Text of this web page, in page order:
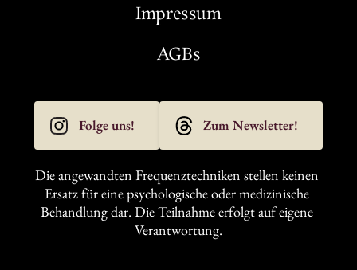
Impressum
AGBs
Folge uns! Zum Newsletter!
Die angewandten Frequenztechniken stellen keinen
Ersatz für eine psychologische oder medizinische
Behandlung dar. Die Teilnahme erfolgt auf eigene
Verantwortung.